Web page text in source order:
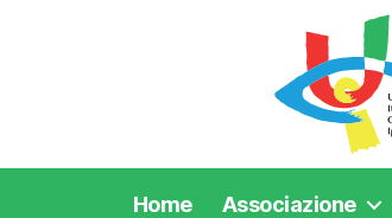
Home Associazione